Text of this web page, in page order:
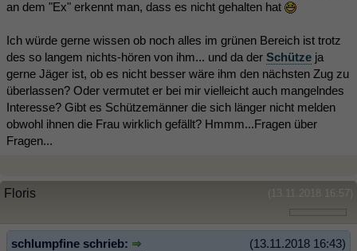
an dem "Ex" erkennt man, dass es nicht gehalten hat
Ich würde gerne wissen ob noch alles im grünen Bereich ist trotz
des so langem nichts-hören von ihm... und da der Schütze ja
gerne Jäger ist, ob es nicht besser wäre ihm den nächsten Zug zu
überlassen? Oder vermutet er bei mir vielleicht auch mangelndes
Interesse? Gibt es Schützemänner die sich länger nicht melden
obwohl ihnen die Frau wirklich gefällt? Hmmm...Fragen über
Fragen...
(13.11.2018 16:57)
Floris
(13.11.2018 16:43)
schlumpfine schrieb: